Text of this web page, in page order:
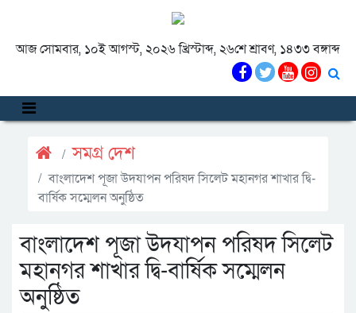
আজ সোমবার, ১০ই আগস্ট, ২০২৬ খ্রিস্টাব্দ, ২৬শে শ্রাবণ, ১৪৩৩ বঙ্গাব্দ
সমগ্র দেশ
বাংলাদেশ পূজা উদযাপন পরিষদ সিলেট মহানগর শাখার দ্বি-
বার্ষিক সম্মেলন অনুষ্ঠিত
বাংলাদেশ পূজা উদযাপন পরিষদ সিলেট
মহানগর শাখার দ্বি-বার্ষিক সম্মেলন
অনুষ্ঠিত